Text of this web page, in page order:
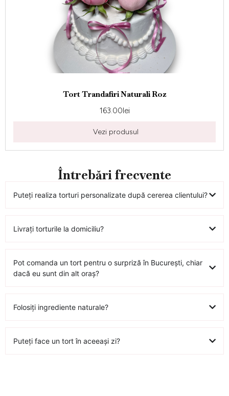
Tort Trandafiri Naturali Roz
163.00lei
Vezi produsul
Întrebări frecvente
Puteți realiza torturi personalizate după cererea clientului?
Livrați torturile la domiciliu?
Pot comanda un tort pentru o surpriză în București, chiar
dacă eu sunt din alt oraș?
Folosiți ingrediente naturale?
Puteți face un tort în aceeași zi?